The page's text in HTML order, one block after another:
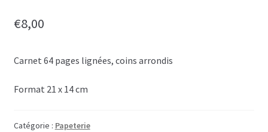
€8,00
Carnet 64 pages lignées, coins arrondis
Format 21 x 14 cm
Catégorie : Papeterie